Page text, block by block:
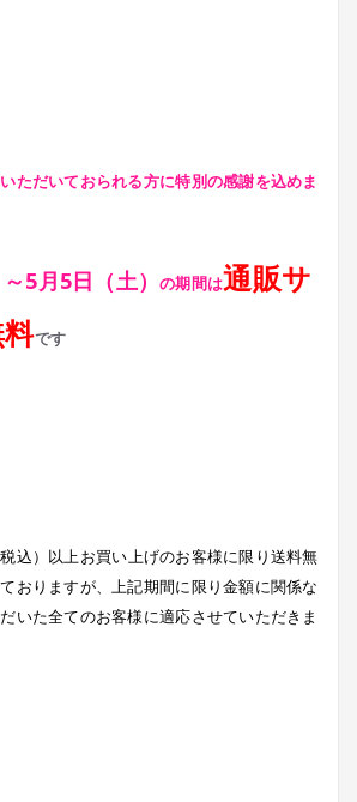
ただいておられる方に特別の感謝を込めま
5月5日（土）の期間は通販サ
です
込）以上お買い上げのお客様に限り送料無
おりますが、上記期間に限り金額に関係な
いた全てのお客様に適応させていただきま